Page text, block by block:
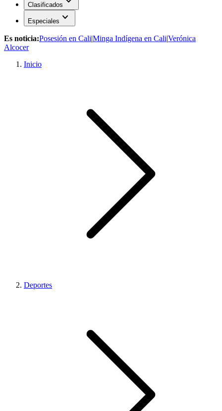
Clasificados
Especiales expand_more
Es noticia:Posesión en Cali|Minga Indígena en Cali|Verónica
Alcocer
Inicio
Deportes